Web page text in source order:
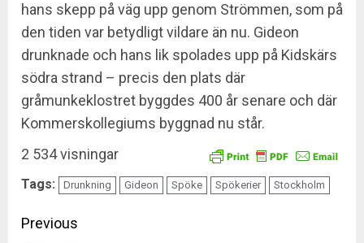
hans skepp på väg upp genom Strömmen, som på
den tiden var betydligt vildare än nu. Gideon
drunknade och hans lik spolades upp på Kidskärs
södra strand – precis den plats där
gråmunkeklostret byggdes 400 år senare och där
Kommerskollegiums byggnad nu står.
2 534 visningar
Tags: Drunkning Gideon Spöke Spökerier Stockholm
Continue
Previous